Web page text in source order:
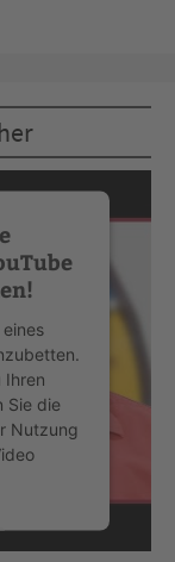
Ihren
Sie die
Nutzung